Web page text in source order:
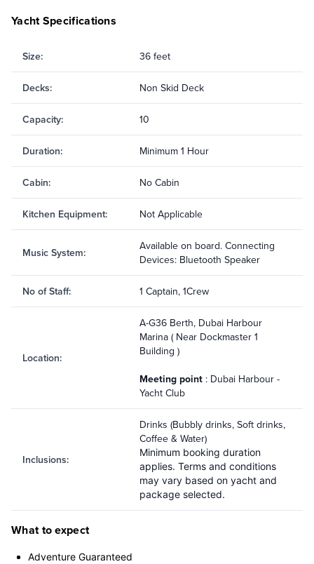
Yacht Specifications
Size: 36 feet
Decks: Non Skid Deck
Capacity: 10
Duration: Minimum 1 Hour
Cabin: No Cabin
Kitchen Equipment: Not Applicable
Music System:
Available on board. Connecting
Devices: Bluetooth Speaker
No of Staff: 1 Captain, 1Crew
Location:
A-G36 Berth, Dubai Harbour
Marina ( Near Dockmaster 1
Building )
Meeting point : Dubai Harbour -
Yacht Club
Inclusions:
Drinks (Bubbly drinks, Soft drinks,
Coffee & Water)
Minimum booking duration
applies. Terms and conditions
may vary based on yacht and
package selected.
What to expect
Adventure Guaranteed